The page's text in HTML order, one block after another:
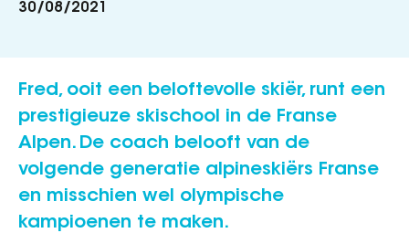
30/08/2021
Fred, ooit een beloftevolle skiër, runt een
prestigieuze skischool in de Franse
Alpen. De coach belooft van de
volgende generatie alpineskiërs Franse
en misschien wel olympische
kampioenen te maken.